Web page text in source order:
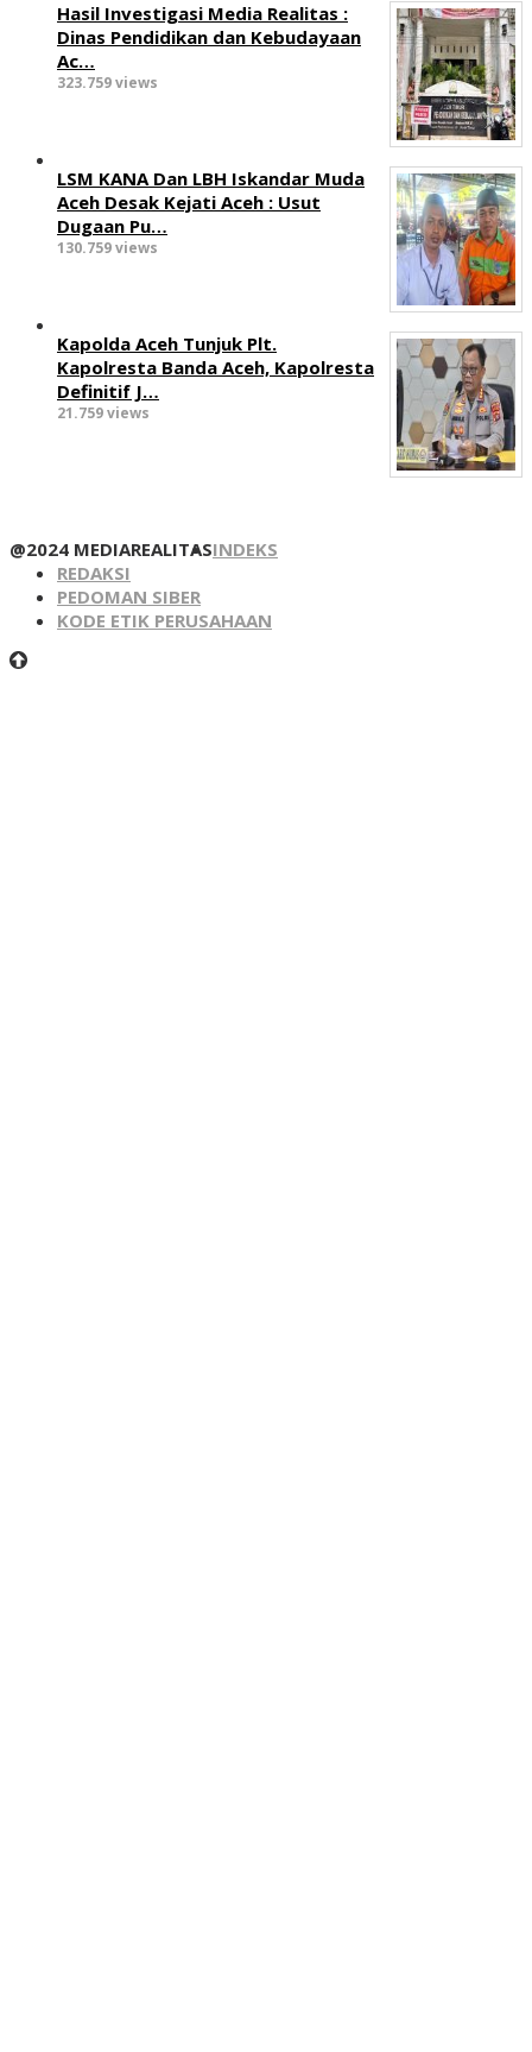
Hasil Investigasi Media Realitas :
‎Dinas Pendidikan dan Kebudayaan
Ac…
323.759 views
LSM KANA Dan LBH Iskandar Muda
Aceh Desak Kejati Aceh : Usut
Dugaan Pu…
130.759 views
Kapolda Aceh Tunjuk Plt.
Kapolresta Banda Aceh, Kapolresta
Definitif J…
21.759 views
@2024 MEDIAREALITASINDEKS
REDAKSI
PEDOMAN SIBER
KODE ETIK PERUSAHAAN